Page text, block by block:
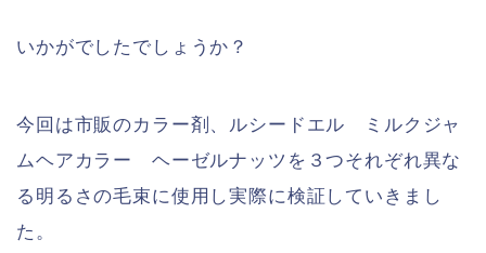
いかがでしたでしょうか？
今回は市販のカラー剤、ルシードエル ミルクジャ
ムヘアカラー ヘーゼルナッツを３つそれぞれ異な
る明るさの毛束に使用し実際に検証していきまし
た。